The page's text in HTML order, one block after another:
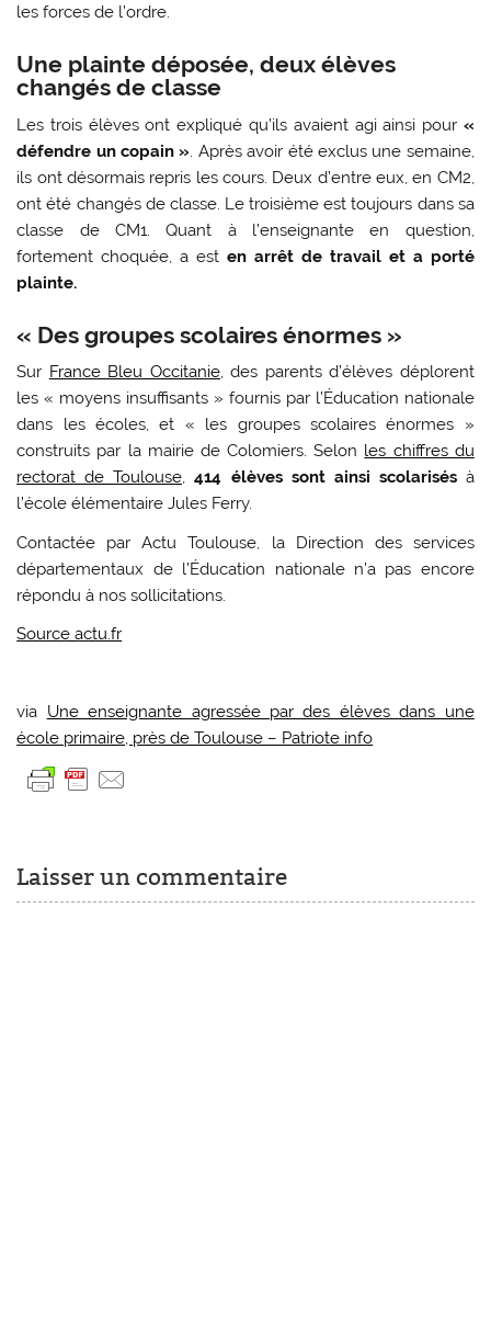
les forces de l’ordre.
Une plainte déposée, deux élèves
changés de classe
Les trois élèves ont expliqué qu’ils avaient agi ainsi pour «
défendre un copain » . Après avoir été exclus une semaine,
ils ont désormais repris les cours. Deux d’entre eux, en CM2,
ont été changés de classe. Le troisième est toujours dans sa
classe de CM1. Quant à l’enseignante en question,
fortement choquée, a esten arrêt de travail et a porté
plainte.
« Des groupes scolaires énormes »
Sur France Bleu Occitanie,des parents d’élèves déplorent
les « moyens insuffisants » fournis par l’Éducation nationale
dans les écoles, et « les groupes scolaires énormes »
construits par la mairie de Colomiers. Selon les chiffres du
rectorat de Toulouse, 414 élèves sont ainsi scolarisésà
l’école élémentaire Jules Ferry.
Contactée par Actu Toulouse, la Direction des services
départementaux de l’Éducation nationale n’a pas encore
répondu à nos sollicitations.
Source actu.fr
via Une enseignante agressée par des élèves dans une
école primaire, près de Toulouse – Patriote info
Laisser un commentaire